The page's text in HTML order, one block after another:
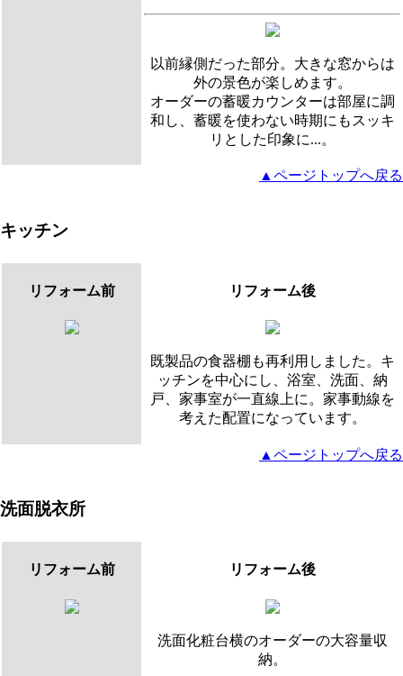
以前縁側だった部分。大きな窓からは
外の景色が楽しめます。
オーダーの蓄暖カウンターは部屋に調
和し、蓄暖を使わない時期にもスッキ
リとした印象に...。
▲ページトップへ戻る
キッチン
リフォーム前 リフォーム後
既製品の食器棚も再利用しました。キ
ッチンを中心にし、浴室、洗面、納
戸、家事室が一直線上に。家事動線を
考えた配置になっています。
▲ページトップへ戻る
洗面脱衣所
リフォーム前 リフォーム後
洗面化粧台横のオーダーの大容量収
納。